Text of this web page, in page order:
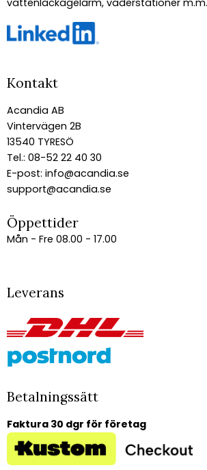
Kontakt
Acandia AB
Vintervägen 2B
13540 TYRESÖ
Tel.: 08-52 22 40 30
E-post: info@acandia.se
support@acandia.se
Öppettider
Mån - Fre 08.00 - 17.00
Leverans
Betalningssätt
Faktura 30 dgr för företag